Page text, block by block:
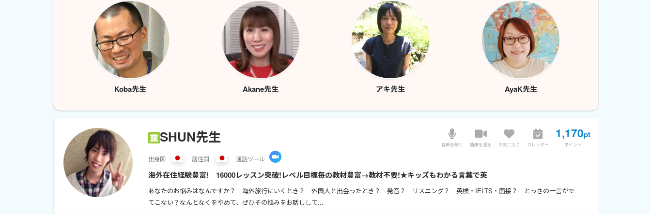
Koba先生 Akane先生 アキ先生 AyaK先生
音声を聞く 動画を見る お気に入り カレンダー
1,170pt
ポイント
SHUN先生
出身国 居住国 通話ツール
海外在住経験豊富! 16000レッスン突破!レベル目標毎の教材豊富→教材不要!★キッズもわかる言葉で英
検/GTEC/TEAP/IELTS/TOEFL/TOEIC/中間期末テスト対策★日本教育にな...
あなたのお悩みはなんですか？ 海外旅行にいくとき？ 外国人と出会ったとき？ 発音？ リスニング？ 英検・IELTS・面接？ とっさの一言がで
てこない？なんとなくをやめて、ぜひその悩みをお話しして...